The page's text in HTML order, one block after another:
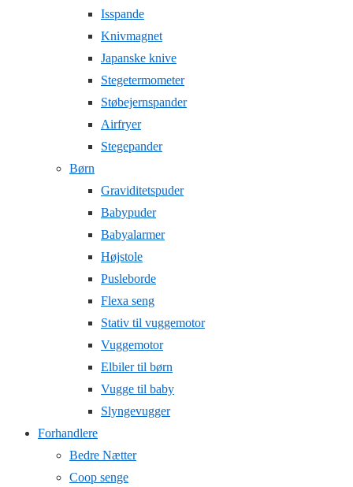
Isspande
Knivmagnet
Japanske knive
Stegetermometer
Støbejernspander
Airfryer
Stegepander
Børn
Graviditetspuder
Babypuder
Babyalarmer
Højstole
Pusleborde
Flexa seng
Stativ til vuggemotor
Vuggemotor
Elbiler til børn
Vugge til baby
Slyngevugger
Forhandlere
Bedre Nætter
Coop senge